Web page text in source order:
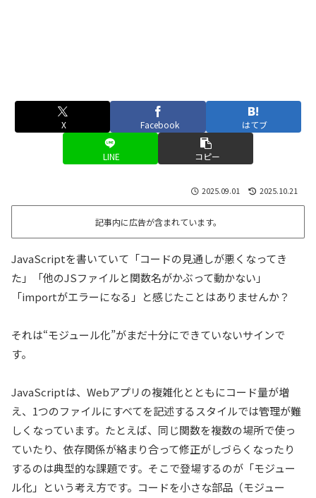
X Facebook はてブ
LINE コピー
2025.09.01 2025.10.21
記事内に広告が含まれています。
JavaScriptを書いていて「コードの見通しが悪くなってき
た」「他のJSファイルと関数名がかぶって動かない」
「importがエラーになる」と感じたことはありませんか？
それは“モジュール化”がまだ十分にできていないサインで
す。
JavaScriptは、Webアプリの複雑化とともにコード量が増
え、1つのファイルにすべてを記述するスタイルでは管理が難
しくなっています。たとえば、同じ関数を複数の場所で使っ
ていたり、依存関係が絡まり合って修正がしづらくなったり
するのは典型的な課題です。そこで登場するのが「モジュー
ル化」という考え方です。コードを小さな部品（モジュー